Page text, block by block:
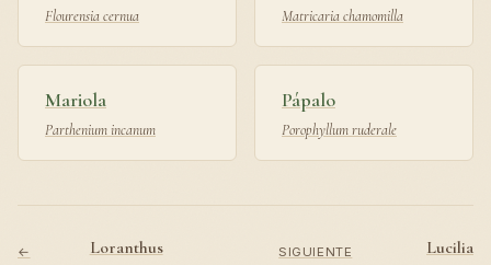
Flourensia cernua Matricaria chamomilla
Mariola
Parthenium incanum
Pápalo
Porophyllum ruderale
←
Loranthus
SIGUIENTE
Lucilia